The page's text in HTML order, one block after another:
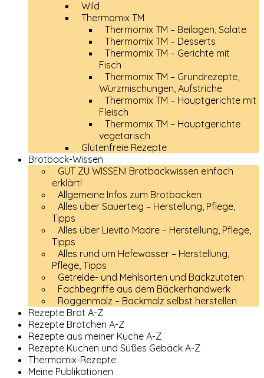
Wild
Thermomix TM
Thermomix TM – Beilagen, Salate
Thermomix TM – Desserts
Thermomix TM – Gerichte mit
Fisch
Thermomix TM – Grundrezepte,
Würzmischungen, Aufstriche
Thermomix TM – Hauptgerichte mit
Fleisch
Thermomix TM – Hauptgerichte
vegetarisch
Glutenfreie Rezepte
Brotback-Wissen
GUT ZU WISSEN! Brotbackwissen einfach
erklärt!
Allgemeine Infos zum Brotbacken
Alles über Sauerteig – Herstellung, Pflege,
Tipps
Alles über Lievito Madre – Herstellung, Pflege,
Tipps
Alles rund um Hefewasser – Herstellung,
Pflege, Tipps
Getreide- und Mehlsorten und Backzutaten
Fachbegriffe aus dem Bäckerhandwerk
Roggenmalz – Backmalz selbst herstellen
Rezepte Brot A-Z
Rezepte Brötchen A-Z
Rezepte aus meiner Küche A-Z
Rezepte Kuchen und Süßes Gebäck A-Z
Thermomix-Rezepte
Meine Publikationen